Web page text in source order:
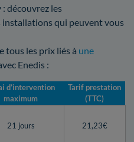
découvrez les
installations qui peuvent vous
tous les prix liés à une
Enedis :
d’intervention
maximum
Tarif prestation
(TTC)
21 jours 21,23€